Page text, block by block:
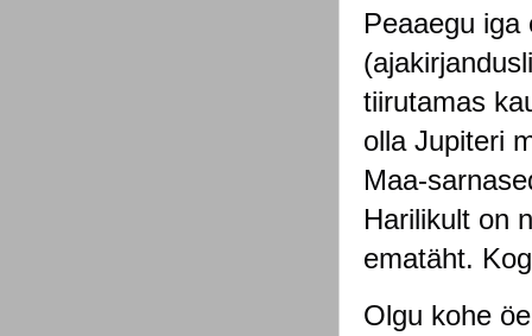
Peaaegu
tiirutamas
olla Jupiteri
Maa-
Harilikult on
ematäht.
Olgu kohe